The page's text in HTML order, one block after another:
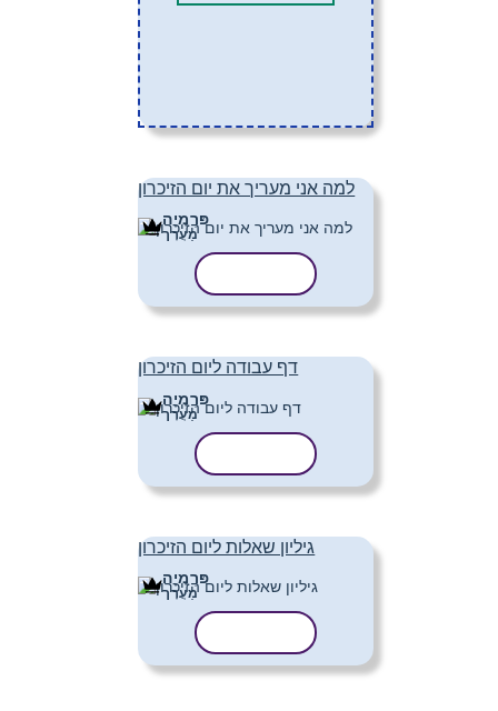
למה אני מעריך את יום הזיכרון
פּרֶמיָה
מַעֲרָך
דף עבודה ליום הזיכרון
פּרֶמיָה
מַעֲרָך
גיליון שאלות ליום הזיכרון
פּרֶמיָה
מַעֲרָך